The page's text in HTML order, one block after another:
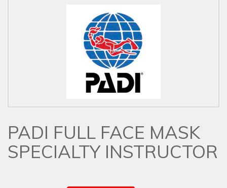
PADI FULL FACE MASK
SPECIALTY INSTRUCTOR